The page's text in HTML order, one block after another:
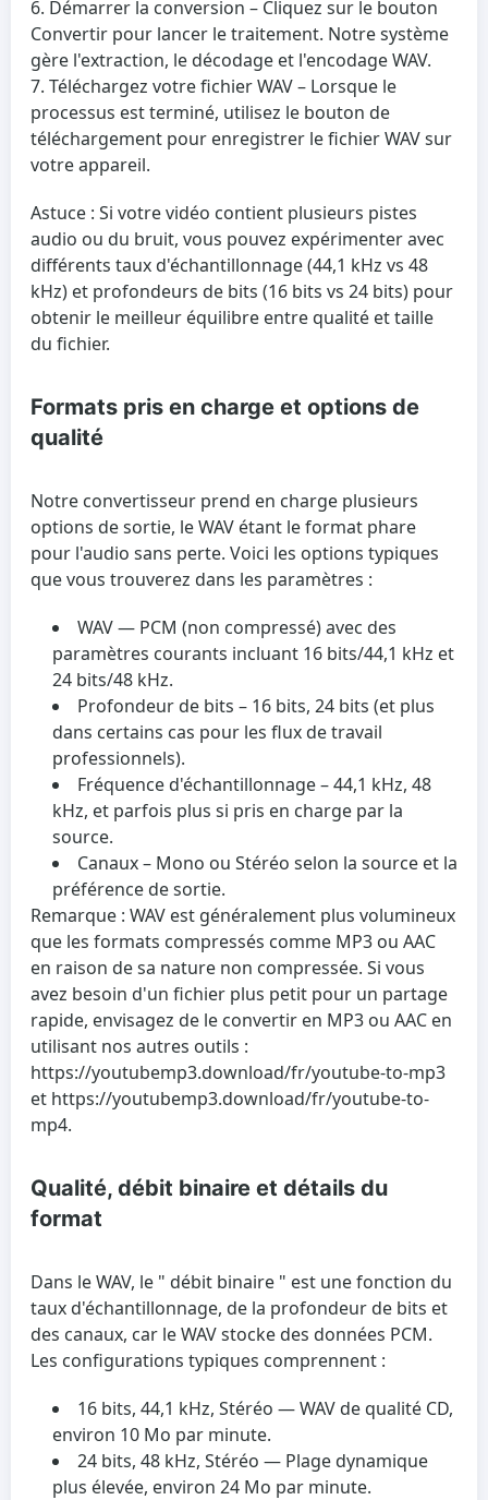
Démarrer la conversion – Cliquez sur le bouton
Convertir pour lancer le traitement. Notre système
gère l'extraction, le décodage et l'encodage WAV.
Téléchargez votre fichier WAV– Lorsque le
processus est terminé, utilisez le bouton de
téléchargement pour enregistrer le fichier WAV sur
votre appareil.
Astuce : Si votre vidéo contient plusieurs pistes
audio ou du bruit, vous pouvez expérimenter avec
différents taux d'échantillonnage (44,1 kHz vs 48
kHz) et profondeurs de bits (16 bits vs 24 bits) pour
obtenir le meilleur équilibre entre qualité et taille
du fichier.
Formats pris en charge et options de
qualité
Notre convertisseur prend en charge plusieurs
options de sortie, le WAV étant le format phare
pour l'audio sans perte. Voici les options typiques
que vous trouverez dans les paramètres :
WAV— PCM (non compressé) avec des
paramètres courants incluant 16 bits/44,1 kHz et
24 bits/48 kHz.
Profondeur de bits – 16 bits, 24 bits (et plus
dans certains cas pour les flux de travail
professionnels).
Fréquence d'échantillonnage– 44,1 kHz, 48
kHz, et parfois plus si pris en charge par la
source.
Canaux– Mono ou Stéréo selon la source et la
préférence de sortie.
Remarque : WAV est généralement plus volumineux
que les formats compressés comme MP3 ou AAC
en raison de sa nature non compressée. Si vous
avez besoin d'un fichier plus petit pour un partage
rapide, envisagez de le convertir en MP3 ou AAC en
utilisant nos autres outils :
https://youtubemp3.download/fr/youtube-to-mp3
et https://youtubemp3.download/fr/youtube-to-
mp4.
Qualité, débit binaire et détails du
format
Dans le WAV, le " débit binaire " est une fonction du
taux d'échantillonnage, de la profondeur de bits et
des canaux, car le WAV stocke des données PCM.
Les configurations typiques comprennent :
16 bits, 44,1 kHz, Stéréo — WAV de qualité CD,
environ 10 Mo par minute.
24 bits, 48 kHz, Stéréo — Plage dynamique
plus élevée, environ 24 Mo par minute.